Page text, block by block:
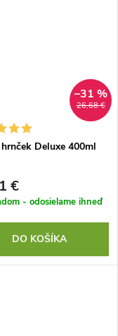
26,68 €
–31 %
Deluxe 400ml
€
- odosielame ihneď
DO KOŠÍKA